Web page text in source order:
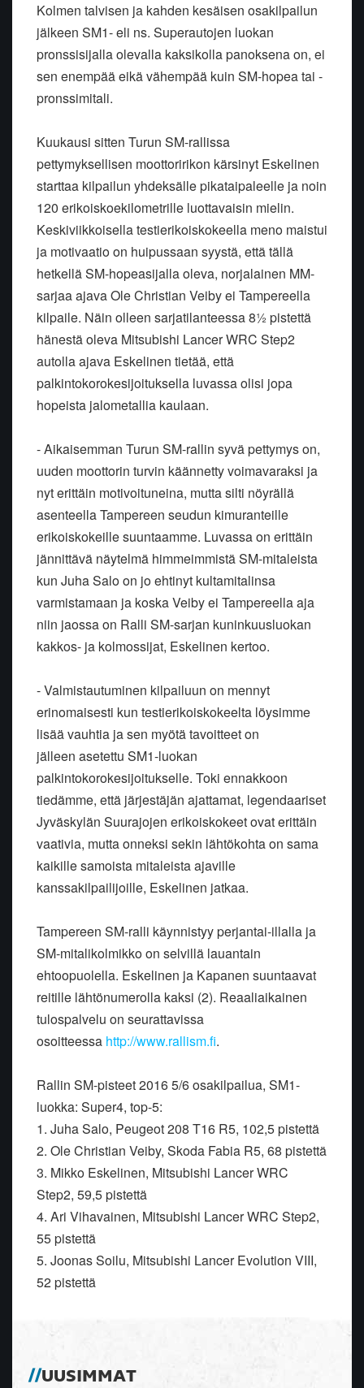
Kolmen talvisen ja kahden kesäisen osakilpailun
jälkeen SM1- eli ns. Superautojen luokan
pronssisijalla olevalla kaksikolla panoksena on, ei
sen enempää eikä vähempää kuin SM-hopea tai -
pronssimitali.
Kuukausi sitten Turun SM-rallissa
pettymyksellisen moottoririkon kärsinyt Eskelinen
starttaa kilpailun yhdeksälle pikataipaleelle ja noin
120 erikoiskoekilometrille luottavaisin mielin.
Keskiviikkoisella testierikoiskokeella meno maistui
ja motivaatio on huipussaan syystä, että tällä
hetkellä SM-hopeasijalla oleva, norjalainen MM-
sarjaa ajava Ole Christian Veiby ei Tampereella
kilpaile. Näin olleen sarjatilanteessa 8½ pistettä
hänestä oleva Mitsubishi Lancer WRC Step2
autolla ajava Eskelinen tietää, että
palkintokorokesijoituksella luvassa olisi jopa
hopeista jalometallia kaulaan.
- Aikaisemman Turun SM-rallin syvä pettymys on,
uuden moottorin turvin käännetty voimavaraksi ja
nyt erittäin motivoituneina, mutta silti nöyrällä
asenteella Tampereen seudun kimuranteille
erikoiskokeille suuntaamme. Luvassa on erittäin
jännittävä näytelmä himmeimmistä SM-mitaleista
kun Juha Salo on jo ehtinyt kultamitalinsa
varmistamaan ja koska Veiby ei Tampereella aja
niin jaossa on Ralli SM-sarjan kuninkuusluokan
kakkos- ja kolmossijat, Eskelinen kertoo.
- Valmistautuminen kilpailuun on mennyt
erinomaisesti kun testierikoiskokeelta löysimme
lisää vauhtia ja sen myötä tavoitteet on
jälleen asetettu SM1-luokan
palkintokorokesijoitukselle. Toki ennakkoon
tiedämme, että järjestäjän ajattamat, legendaariset
Jyväskylän Suurajojen erikoiskokeet ovat erittäin
vaativia, mutta onneksi sekin lähtökohta on sama
kaikille samoista mitaleista ajaville
kanssakilpailijoille, Eskelinen jatkaa.
Tampereen SM-ralli käynnistyy perjantai-illalla ja
SM-mitalikolmikko on selvillä lauantain
ehtoopuolella. Eskelinen ja Kapanen suuntaavat
reitille lähtönumerolla kaksi (2). Reaaliaikainen
tulospalvelu on seurattavissa
osoitteessa http://www.rallism.fi.
Rallin SM-pisteet 2016 5/6 osakilpailua, SM1-
luokka: Super4, top-5:
1. Juha Salo, Peugeot 208 T16 R5, 102,5 pistettä
2. Ole Christian Veiby, Skoda Fabia R5, 68 pistettä
3. Mikko Eskelinen, Mitsubishi Lancer WRC
Step2, 59,5 pistettä
4. Ari Vihavainen, Mitsubishi Lancer WRC Step2,
55 pistettä
5. Joonas Soilu, Mitsubishi Lancer Evolution VIII,
52 pistettä
UUSIMMAT